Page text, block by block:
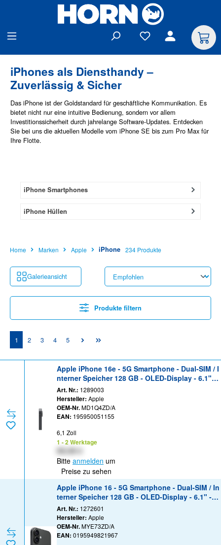
iPhones als Diensthandy –
Zuverlässig & Sicher
Das iPhone ist der Goldstandard für geschäftliche Kommunikation. Es
bietet nicht nur eine intuitive Bedienung, sondern vor allem
Investitionssicherheit durch jahrelange Software-Updates. Entdecken
Sie bei uns die aktuellen Modelle vom iPhone SE bis zum Pro Max für
Ihre Flotte.
iPhone Smartphones
iPhone Hüllen
Home Marken Apple iPhone 234 Produkte
Galerieansicht
Produkte filtern
Seite
1 Seite
2 Seite
3 Seite
4 Seite
5
Apple iPhone 16e - 5G Smartphone - Dual-SIM / I
nterner Speicher 128 GB - OLED-Display - 6.1" -
2532 x 1170 Pixel - rear camera 48 MP - front ca
mera 12 MP - Schwarz
Art. Nr.: 1289003
Hersteller: Apple
OEM-Nr.MD1Q4ZD/A
EAN: 195950051155
6,1 Zoll
1 - 2 Werktage
XX,XX €
Bitte anmelden um
Preise zu sehen
Apple iPhone 16 - 5G Smartphone - Dual-SIM / In
terner Speicher 128 GB - OLED-Display - 6.1" - 2
556 x 1179 Pixel - 2 x Rückkamera 48 MP, 12 MP
- front camera 12 MP - Schwarz
Art. Nr.: 1272601
Hersteller: Apple
OEM-Nr.MYE73ZD/A
EAN: 0195949821967